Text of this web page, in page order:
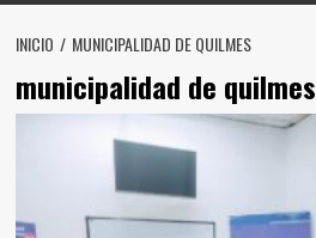
INICIO MUNICIPALIDAD DE QUILMES
municipalidad de quilmes